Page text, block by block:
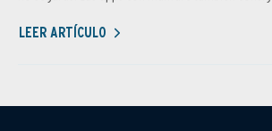
LEER ARTÍCULO